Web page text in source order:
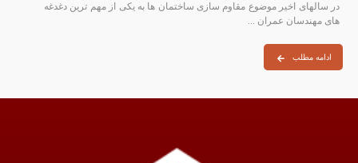
در سالهای اخیر موضوع مقاوم‌ سازی ساختمان‌ ها به یکی از مهم‌ ترین دغدغه‌
های مهندسان عمران ...
ادامه مطلب